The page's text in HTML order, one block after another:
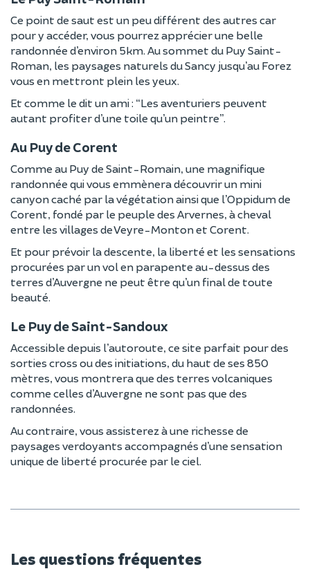
Ce point de saut est un peu différent des autres car
pour y accéder, vous pourrez apprécier une belle
randonnée d’environ 5km. Au sommet du Puy Saint-
Roman, les paysages naturels du Sancy jusqu’au Forez
vous en mettront plein les yeux.
Et comme le dit un ami : “Les aventuriers peuvent
autant profiter d’une toile qu’un peintre”.
Au Puy de Corent
Comme au Puy de Saint-Romain, une magnifique
randonnée qui vous emmènera découvrir un mini
canyon caché par la végétation ainsi que l’Oppidum de
Corent, fondé par le peuple des Arvernes, à cheval
entre les villages de Veyre-Monton et Corent.
Et pour prévoir la descente, la liberté et les sensations
procurées par un vol en parapente au-dessus des
terres d’Auvergne ne peut être qu’un final de toute
beauté.
Le Puy de Saint-Sandoux
Accessible depuis l’autoroute, ce site parfait pour des
sorties cross ou des initiations, du haut de ses 850
mètres, vous montrera que des terres volcaniques
comme celles d’Auvergne ne sont pas que des
randonnées.
Au contraire, vous assisterez à une richesse de
paysages verdoyants accompagnés d’une sensation
unique de liberté procurée par le ciel.
Les questions fréquentes